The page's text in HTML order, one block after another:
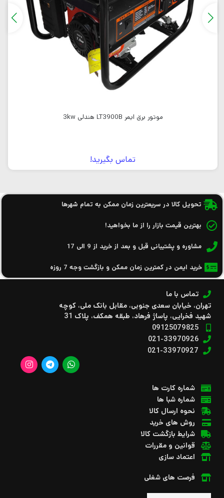
موتور برق ایمر LT3900B هندلی 3kw
تماس بگیرید!
تحویل کالا در سریعترین زمان ممکن به تمام شهرها
بهترین قیمت بازار را از ما بخواهید!
مشاوره و پشتیبانی قبل و بعد از خرید از 9 الی 17
خرید ایمن در کمترین زمان ممکن و بازگشت وجه 7 روزه
تماس با ما
تهران، خیابان سعدی جنوبی، مقابل بانک ملی، کوچه
شهید فخرایی، پاساژ فرهاد، طبقه همکف، پلاک 31
09125079825
021-33970926
021-33970927
شماره کارت ها
شماره شبا ها
نحوه ارسال کالا
روش های خرید
شرایط بازگشت کالا
قوانین و مقررات
اعتماد سازی
فرصت های شغلی